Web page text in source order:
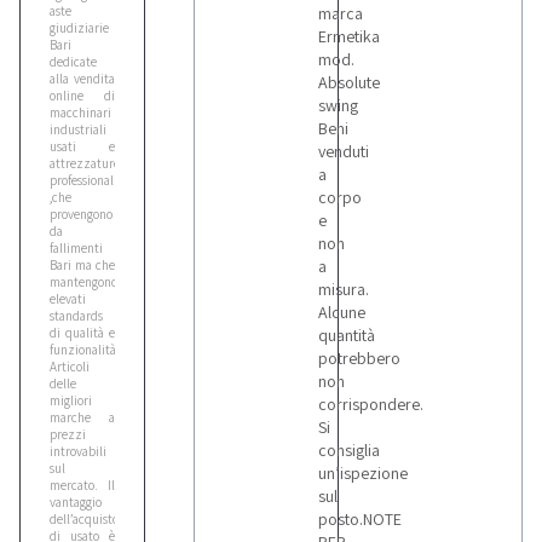
aste
giudiziarie
Bari
dedicate
alla vendita
online di
macchinari
industriali
usati e
attrezzature
professionali
,che
provengono
da
fallimenti
Bari ma che
mantengono
elevati
standards
di qualità e
funzionalità.
Articoli
delle
migliori
marche a
prezzi
introvabili
sul
mercato. Il
vantaggio
dell’acquisto
di usato è
marca
Ermetika
mod.
Absolute
swing
Beni
venduti
a
corpo
e
non
a
misura.
Alcune
quantità
potrebbero
non
corrispondere.
Si
consiglia
un’ispezione
sul
posto.NOTE